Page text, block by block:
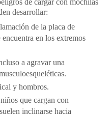
desarrollar:
de la placa de
en los extremos
a agravar una
y hombros.
que cargan con
inclinarse hacia